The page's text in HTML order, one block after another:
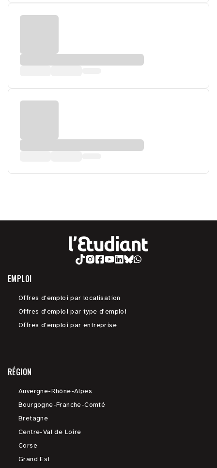
EMPLOI
Offres d'emploi par localisation
Offres d'emploi par type d'emploi
Offres d'emploi par entreprise
RÉGION
Auvergne-Rhône-Alpes
Bourgogne-Franche-Comté
Bretagne
Centre-Val de Loire
Corse
Grand Est